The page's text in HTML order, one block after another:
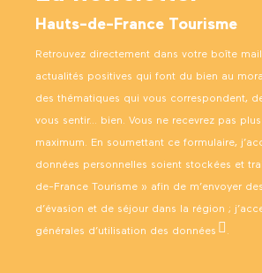
Hauts-de-France Tourisme
Retrouvez directement dans votre boîte
actualités positives qui font du bien au
des thématiques qui vous correspondent,
vous sentir… bien. Vous ne recevrez pas
maximum. En soumettant ce formulaire,
données personnelles soient stockées et
de-France Tourisme » afin de m’envoyer
d’évasion et de séjour dans la région ;
générales d’utilisation des données .